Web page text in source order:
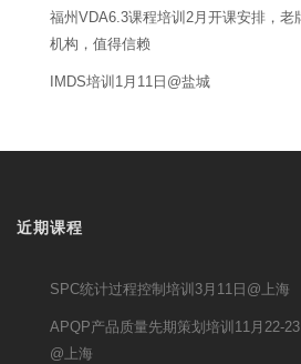
福州VDA6.3课程培训2月开课安排，老
机构，值得信赖
IMDS培训1月11日@盐城
近期课程
SPC统计过程控制培训3月11日@上海
APQP产品质量先期策划培训11月22-23
@上海